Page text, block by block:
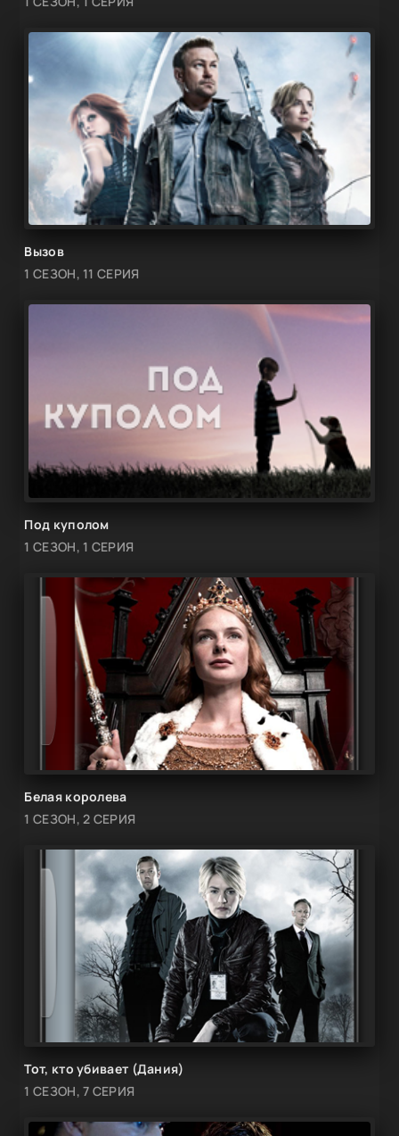
Вызов
1 СЕЗОН, 11 СЕРИЯ
Под куполом
1 СЕЗОН, 1 СЕРИЯ
Белая королева
1 СЕЗОН, 2 СЕРИЯ
Тот, кто убивает (Дания)
1 СЕЗОН, 7 СЕРИЯ